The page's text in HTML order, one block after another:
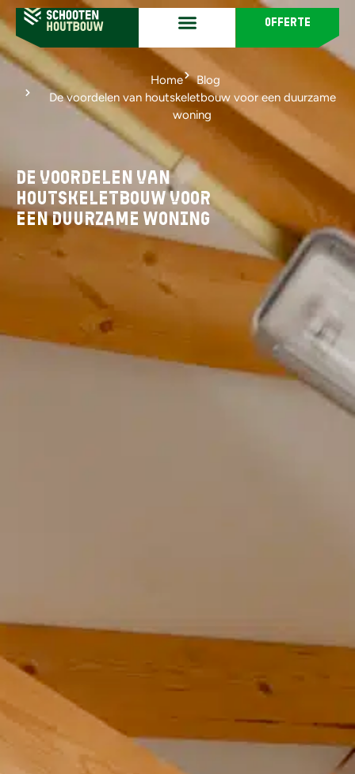
offerte
Home
Blog
De voordelen van houtskeletbouw voor een duurzame
woning
De voordelen van
houtskeletbouw voor
een duurzame woning